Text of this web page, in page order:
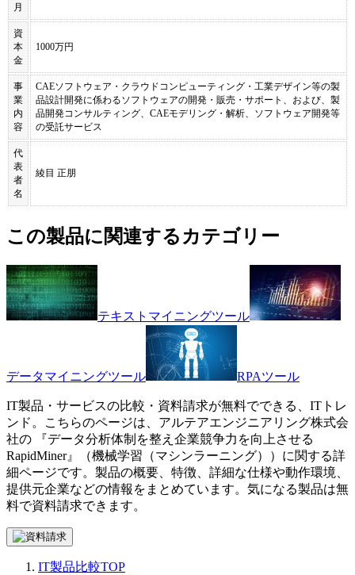
月
資
本
金
1000万円
事
業
内
容
CAEソフトウェア・クラウドコンピューティング・工業デザイン等の製
品設計開発に係わるソフトウェアの開発・販売・サポート、および、製
品開発コンサルティング、CAEモデリング・解析、ソフトウェア開発等
の受託サービス
代
表
者
名
綾目 正朋
この製品に関連するカテゴリー
テキストマイニングツール
データマイニングツール RPAツール
IT製品・サービスの比較・資料請求が無料でできる、ITトレ
ンド。こちらのページは、 アルテアエンジニアリング株式会
社の 『データ分析体制を整え企業競争力を向上させる
RapidMiner』（機械学習（マシンラーニング）
）に関する詳
細ページです。製品の概要、特徴、詳細な仕様や動作環境、
提供元企業などの情報をまとめています。気になる製品は無
料で資料請求できます。
IT製品比較TOP